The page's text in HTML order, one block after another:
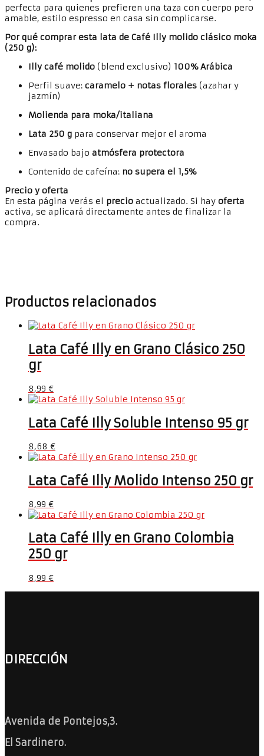
perfecta para quienes prefieren una taza con cuerpo pero
amable, estilo espresso en casa sin complicarse.
Por qué comprar esta lata de Café Illy molido clásico moka
(250 g):
Illy café molido (blend exclusivo) 100% Arábica
Perfil suave: caramelo + notas florales (azahar y
jazmín)
Molienda para moka/italiana
Lata 250 g para conservar mejor el aroma
Envasado bajo atmósfera protectora
Contenido de cafeína: no supera el 1,5%
Precio y oferta
En esta página verás el precio actualizado. Si hay oferta
activa, se aplicará directamente antes de finalizar la
compra.
Productos relacionados
Lata Café Illy en Grano Clásico 250
gr
8,99€
Lata Café Illy Soluble Intenso 95 gr
8,68€
Lata Café Illy Molido Intenso 250 gr
8,99€
Lata Café Illy en Grano Colombia
250 gr
8,99€
DIRECCIÓN
Avenida de Pontejos,3.
El Sardinero.